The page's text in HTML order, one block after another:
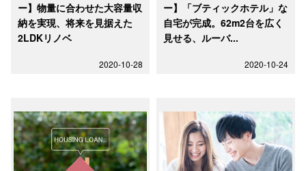
ー】物量に合わせた大容量収
納を実現、将来を見据えた
2LDKリノベ
2020-10-28
ー】「ブティックホテル」な
自宅が完成。62m2台を広く
見せる、ルーバ...
2020-10-24